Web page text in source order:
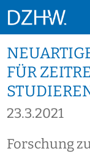
FÜR
23.3.2021
Forschung